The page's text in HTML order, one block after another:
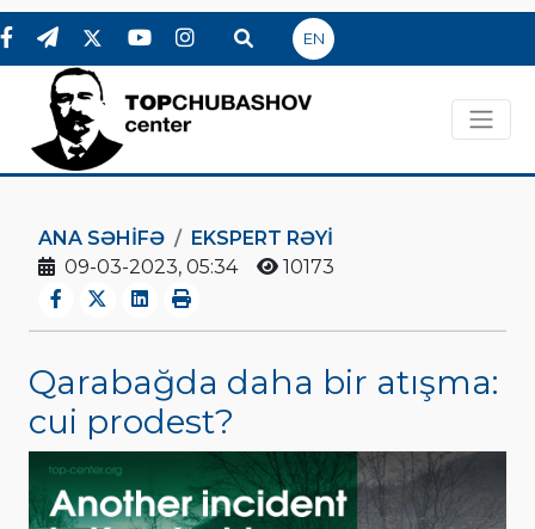
EN
ANA SƏHIFƏ
EKSPERT RƏYI
09-03-2023, 05:34
10173
Qarabağda daha bir atışma:
cui prodest?